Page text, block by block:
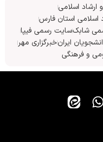
اسلامی
اسلامی استان فارس
شابکسایت رسمی فیپا
ایرانخبرگزاری مهر
و فرهنگی